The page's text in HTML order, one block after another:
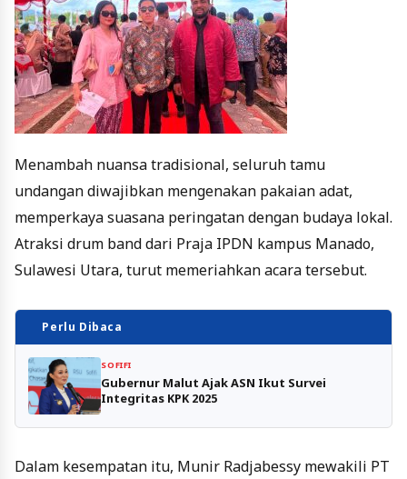
Menambah nuansa tradisional, seluruh tamu
undangan diwajibkan mengenakan pakaian adat,
memperkaya suasana peringatan dengan budaya lokal.
Atraksi drum band dari Praja IPDN kampus Manado,
Sulawesi Utara, turut memeriahkan acara tersebut.
Perlu Dibaca
SOFIFI
Gubernur Malut Ajak ASN Ikut Survei
Integritas KPK 2025
Dalam kesempatan itu, Munir Radjabessy mewakili PT